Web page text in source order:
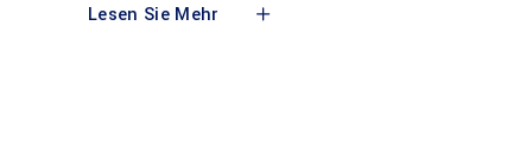
Lesen Sie Mehr